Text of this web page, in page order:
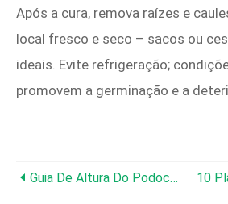
Após a cura, remova raízes e
local fresco e seco – sacos ou
ideais. Evite refrigeração;
promovem a germinação e a
Guia De Altura Do Podocarpus:potencial Máximo De Crescimento E Dicas De Cuidados 10 Plantas